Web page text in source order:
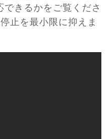
きるかをご覧くださ
止を最小限に抑えま